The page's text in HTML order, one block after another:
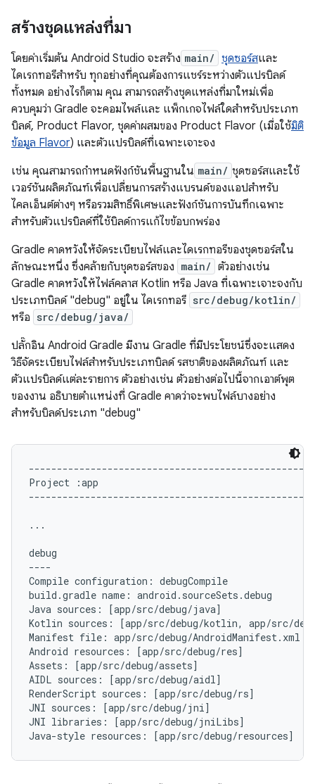
สร้างชุดแหล่งที่มา
โดยค่าเริ่มต้น Android Studio จะสร้าง main/ ชุดซอร์สและ
ไดเรกทอรีสำหรับ ทุกอย่างที่คุณต้องการแชร์ระหว่างตัวแปรบิลด์
ทั้งหมด อย่างไรก็ตาม คุณ สามารถสร้างชุดแหล่งที่มาใหม่เพื่อ
ควบคุมว่า Gradle จะคอมไพล์และ แพ็กเกจไฟล์ใดสำหรับประเภท
บิลด์, Product Flavor, ชุดค่าผสมของ Product Flavor (เมื่อใช้มิติ
ข้อมูล Flavor) และตัวแปรบิลด์ที่เฉพาะเจาะจง
เช่น คุณสามารถกำหนดฟังก์ชันพื้นฐานใน main/ ชุดซอร์สและใช้
เวอร์ชันผลิตภัณฑ์เพื่อเปลี่ยนการสร้างแบรนด์ของแอปสำหรับ
ไคลเอ็นต์ต่างๆ หรือรวมสิทธิ์พิเศษและฟังก์ชันการบันทึกเฉพาะ
สำหรับตัวแปรบิลด์ที่ใช้บิลด์การแก้ไขข้อบกพร่อง
Gradle คาดหวังให้จัดระเบียบไฟล์และไดเรกทอรีของชุดซอร์สใน
ลักษณะหนึ่ง ซึ่งคล้ายกับชุดซอร์สของ main/ ตัวอย่างเช่น
Gradle คาดหวังให้ไฟล์คลาส Kotlin หรือ Java ที่เฉพาะเจาะจงกับ
ประเภทบิลด์ "debug" อยู่ใน ไดเรกทอรี src/debug/kotlin/
หรือ src/debug/java/
ปลั๊กอิน Android Gradle มีงาน Gradle ที่มีประโยชน์ซึ่งจะแสดง
วิธีจัดระเบียบไฟล์สำหรับประเภทบิลด์ รสชาติของผลิตภัณฑ์ และ
ตัวแปรบิลด์แต่ละรายการ ตัวอย่างเช่น ตัวอย่างต่อไปนี้จากเอาต์พุต
ของงาน อธิบายตำแหน่งที่ Gradle คาดว่าจะพบไฟล์บางอย่าง
สำหรับบิลด์ประเภท "debug"
Project :app
...
debug
----
Compile configuration: debugCompile
build.gradle name: android.sourceSets.debug
Java sources: [app/src/debug/java]
Kotlin sources: [app/src/debug/kotlin, app/src/
Manifest file: app/src/debug/AndroidManifest.xml
Android resources: [app/src/debug/res]
Assets: [app/src/debug/assets]
AIDL sources: [app/src/debug/aidl]
RenderScript sources: [app/src/debug/rs]
JNI sources: [app/src/debug/jni]
JNI libraries: [app/src/debug/jniLibs]